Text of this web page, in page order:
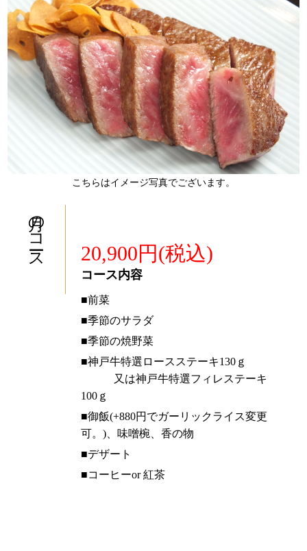
こちらはイメージ写真でございます。
月のコース 20,900円(税込)
コース内容
■前菜
■季節のサラダ
■季節の焼野菜
■神戸牛特選ロースステーキ130ｇ
又は神戸牛特選フィレステーキ
100ｇ
■御飯(+880円でガーリックライス変更
可。)、味噌椀、香の物
■デザート
■コーヒーor 紅茶